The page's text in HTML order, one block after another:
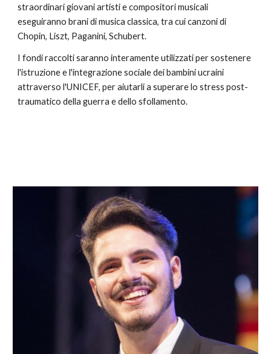
straordinari giovani artisti e compositori musicali
eseguiranno brani di musica classica, tra cui canzoni di
Chopin, Liszt, Paganini, Schubert.
I fondi raccolti saranno interamente utilizzati per sostenere
l'istruzione e l'integrazione sociale dei bambini ucraini
attraverso l'UNICEF, per aiutarli a superare lo stress post-
traumatico della guerra e dello sfollamento.